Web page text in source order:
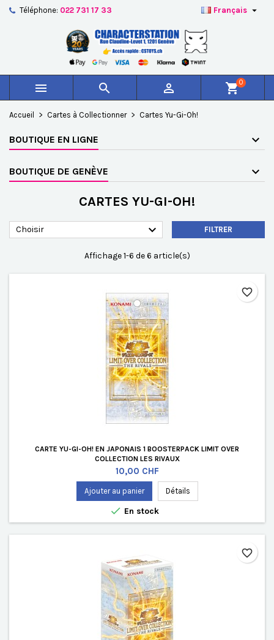
Téléphone: 022 731 17 33 Français 
   shopping_cart0
Accueil Cartes à Collectionner Cartes Yu-Gi-Oh!
BOUTIQUE EN LIGNE
BOUTIQUE DE GENÈVE
CARTES YU-GI-OH!
Choisir  FILTRER
Affichage 1-6 de 6 article(s)
CARTE YU-GI-OH! EN JAPONAIS 1 BOOSTERPACK LIMIT OVER
COLLECTION LES RIVAUX
Prix
10,00 CHF
Ajouter au panier Détails
 En stock
favorite_border
favorite_border
Créer une nouvelle liste
((confirmMessage))
((cancelText)) ((modalDeleteText))
Nom de la liste d'envies
Annuler Créer une liste d'envies
Vous devez être connecté pour ajouter des produits à
votre liste d'envies.